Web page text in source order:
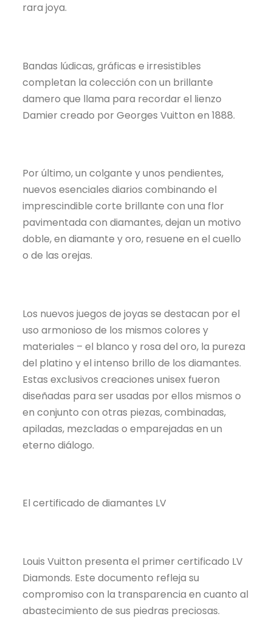
rara joya.
Bandas lúdicas, gráficas e irresistibles
completan la colección con un brillante
damero que llama para recordar el lienzo
Damier creado por Georges Vuitton en 1888.
Por último, un colgante y unos pendientes,
nuevos esenciales diarios combinando el
imprescindible corte brillante con una flor
pavimentada con diamantes, dejan un motivo
doble, en diamante y oro, resuene en el cuello
o de las orejas.
Los nuevos juegos de joyas se destacan por el
uso armonioso de los mismos colores y
materiales – el blanco y rosa del oro, la pureza
del platino y el intenso brillo de los diamantes.
Estas exclusivos creaciones unisex fueron
diseñadas para ser usadas por ellos mismos o
en conjunto con otras piezas, combinadas,
apiladas, mezcladas o emparejadas en un
eterno diálogo.
El certificado de diamantes LV
Louis Vuitton presenta el primer certificado LV
Diamonds. Este documento refleja su
compromiso con la transparencia en cuanto al
abastecimiento de sus piedras preciosas.